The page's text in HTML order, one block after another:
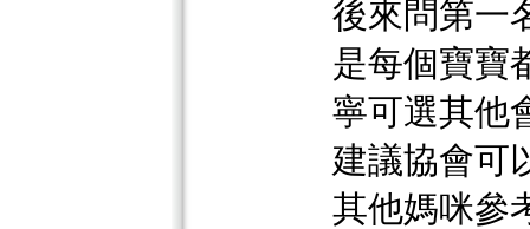
後來問第一
是每個寶寶
寧可選其他
建議協會可
其他媽咪參